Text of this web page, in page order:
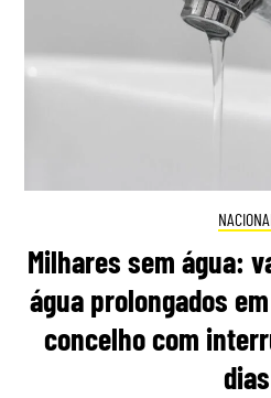
Milhares sem água:
água prolongados
concelho com
dias